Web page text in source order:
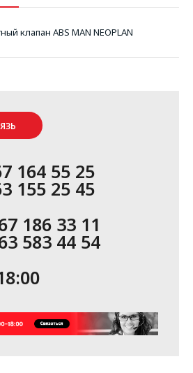
клапан ABS MAN NEOPLAN
164 55 25
155 25 45
186 33 11
583 44 54